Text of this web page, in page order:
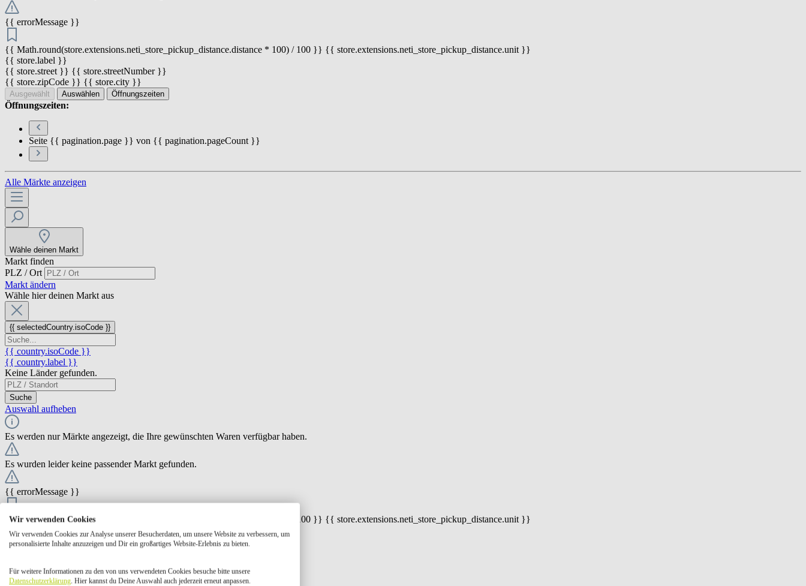
{{ errorMessage }}
{{ Math.round(store.extensions.neti_store_pickup_distance.distance * 100) / 100 }} {{ store.extensions.neti_store_pickup_distance.unit }}
{{ store.label }}
{{ store.street }} {{ store.streetNumber }}
{{ store.zipCode }} {{ store.city }}
Ausgewählt Auswählen Öffnungszeiten
Öffnungszeiten:
Seite {{ pagination.page }} von {{ pagination.pageCount }}
Alle Märkte anzeigen
Wähle deinen Markt
Markt finden
PLZ / Ort
Markt ändern
Wähle hier deinen Markt aus
{{ selectedCountry.isoCode }}
{{ country.isoCode }}
{{ country.label }}
Keine Länder gefunden.
Suche
Auswahl aufheben
Es werden nur Märkte angezeigt, die Ihre gewünschten Waren verfügbar haben.
Es wurden leider keine passender Markt gefunden.
{{ errorMessage }}
{{ Math.round(store.extensions.neti_store_pickup_distance.distance * 100) / 100 }} {{ store.extensions.neti_store_pickup_distance.unit }}
{{ store.label }}
{{ store.street }} {{ store.streetNumber }}
{{ store.zipCode }} {{ store.city }}
Öffnungszeiten:
Wir verwenden Cookies
Wir verwenden Cookies zur Analyse unserer Besucherdaten, um unsere Website zu verbessern, um
personalisierte Inhalte anzuzeigen und Dir ein großartiges Website-Erlebnis zu bieten.
Für weitere Informationen zu den von uns verwendeten Cookies besuche bitte unsere
Datenschutzerklärung. Hier kannst du Deine Auswahl auch jederzeit erneut anpassen.